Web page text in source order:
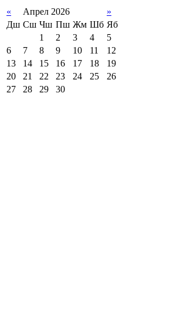
« Апрел 2026
»
Дш Сш Чш Пш Жм Шб Яб
1
2 3 4
5
6
7 8 9 10 11
12
13
14 15 16 17 18
19
20
21 22 23 24 25
26
27
28 29 30